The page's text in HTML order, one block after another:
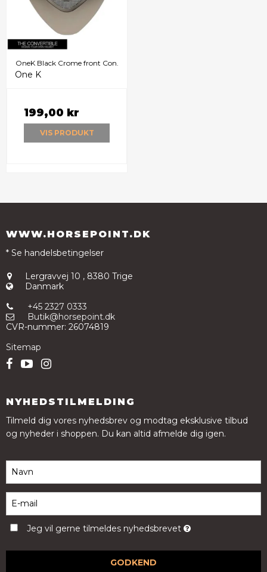
OneK Black Crome front Con.
One K
199,00 kr
VIS PRODUKT
WWW.HORSEPOINT.DK
* Se handelsbetingelser
Lergravvej 10 , 8380 Trige
Danmark
+45 2327 0333
Butik@horsepoint.dk
CVR-nummer: 26074819
Sitemap
NYHEDSTILMELDING
Tilmeld dig vores nyhedsbrev og modtag eksklusive tilbud
og nyheder i shoppen. Du kan altid afmelde dig igen.
Jeg vil gerne tilmeldes nyhedsbrevet
GODKEND